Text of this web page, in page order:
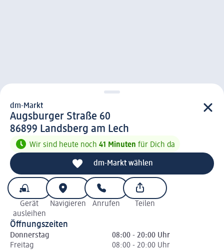
d m-Markt
dm-Markt
Augsburger Straße 60
8 6 8 9 9
86899 Landsberg am Lech
Wir sind heute noch 41 Minuten für Dich da
dm-Markt wählen
Gerät
ausleihen
Navigieren Anrufen Teilen
Öffnungszeiten
Donnerstag
08:00 - 20:00 Uhr
Freitag
08:00 - 20:00 Uhr